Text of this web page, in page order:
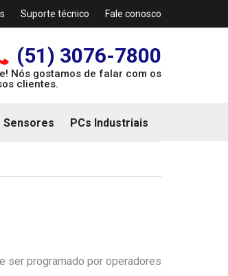
Suporte técnico Fale conosco
(51) 3076-7800
Nós gostamos de falar com os
clientes.
Sensores PCs Industriais
ser programado por operadores